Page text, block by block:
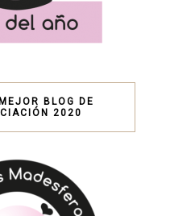
BLOG DE
2020